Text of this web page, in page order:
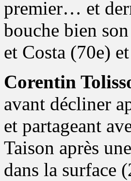
premier… et
bouche bien
et Costa (70e)
Corentin
avant décliner
et partageant
Taison après
dans la surface